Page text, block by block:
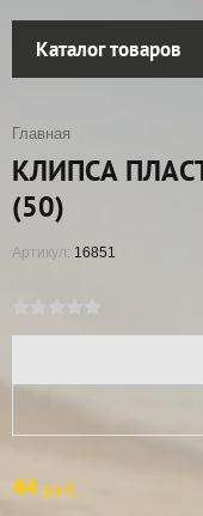
Каталог товаров
Главная
КЛИПСА
(50)
Артикул: 16851
44 руб.